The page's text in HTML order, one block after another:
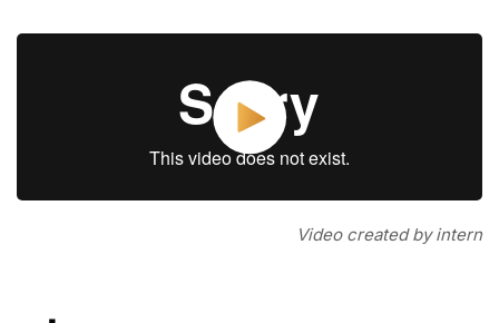
Video created by intern